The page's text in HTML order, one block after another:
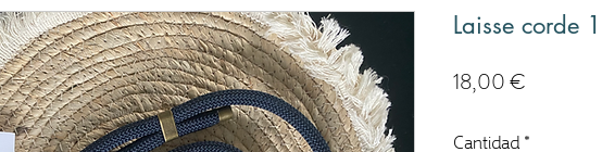
Laisse corde
18,00 €
Cantidad*